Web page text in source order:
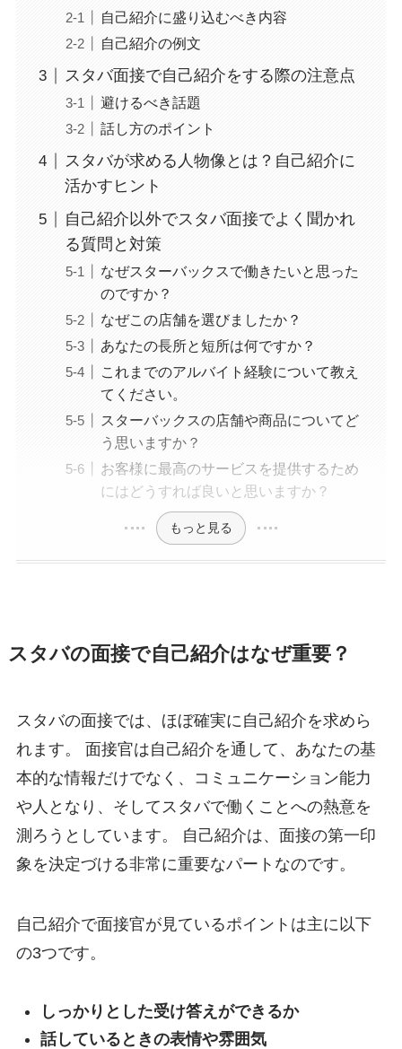
自己紹介に盛り込むべき内容
自己紹介の例文
スタバ面接で自己紹介をする際の注意点
避けるべき話題
話し方のポイント
スタバが求める人物像とは？自己紹介に
活かすヒント
自己紹介以外でスタバ面接でよく聞かれ
る質問と対策
なぜスターバックスで働きたいと思った
のですか？
なぜこの店舗を選びましたか？
あなたの長所と短所は何ですか？
これまでのアルバイト経験について教え
てください。
スターバックスの店舗や商品についてど
う思いますか？
お客様に最高のサービスを提供するため
にはどうすれば良いと思いますか？
もっと見る
スタバの面接で自己紹介はなぜ重要？
スタバの面接では、ほぼ確実に自己紹介を求めら
れます。 面接官は自己紹介を通して、あなたの基
本的な情報だけでなく、コミュニケーション能力
や人となり、そしてスタバで働くことへの熱意を
測ろうとしています。 自己紹介は、面接の第一印
象を決定づける非常に重要なパートなのです。
自己紹介で面接官が見ているポイントは主に以下
の3つです。
しっかりとした受け答えができるか
話しているときの表情や雰囲気